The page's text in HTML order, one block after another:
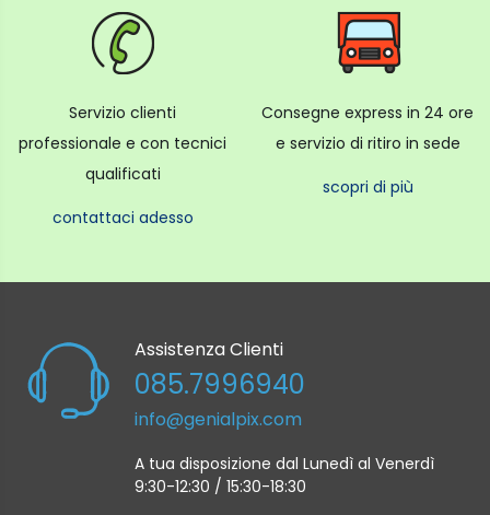
Servizio clienti
professionale e con tecnici
qualificati
contattaci adesso
Consegne express in 24 ore
e servizio di ritiro in sede
scopri di più
Assistenza Clienti
085.7996940
info@genialpix.com
A tua disposizione dal Lunedì al Venerdì
9:30-12:30 / 15:30-18:30